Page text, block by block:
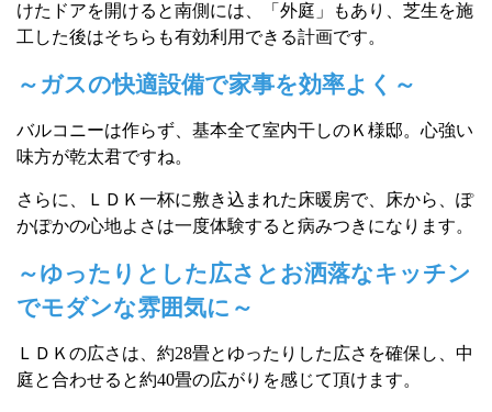
けたドアを開けると南側には、「外庭」もあり、芝生を施
工した後はそちらも有効利用できる計画です。
～ガスの快適設備で家事を効率よく～
バルコニーは作らず、基本全て室内干しのＫ様邸。心強い
味方が乾太君ですね。
さらに、ＬＤＫ一杯に敷き込まれた床暖房で、床から、ぽ
かぽかの心地よさは一度体験すると病みつきになります。
～ゆったりとした広さとお洒落なキッチン
でモダンな雰囲気に～
ＬＤＫの広さは、約28畳とゆったりした広さを確保し、中
庭と合わせると約40畳の広がりを感じて頂けます。